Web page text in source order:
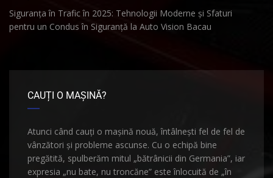
Siguranța în Trafic în 2025: Tehnologii Moderne și Sfaturi
pentru un Condus în Siguranță la Auto Vision Bacau
CAUȚI O MAȘINĂ?
Atunci când cauți o mașină nouă, întâlnești fel de fel de
vânzători și probleme ascunse. Cu o echipă bine
pregătită, spulberăm mitul „bătrânicii din Germania”, iar
expresia „nu bate, nu troncăne” este înlocuită de „în